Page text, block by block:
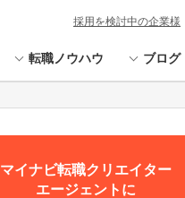
転職ノウハウ ブログ
採用を検討中の企業様
マイナビ転職クリエイター
エージェントに